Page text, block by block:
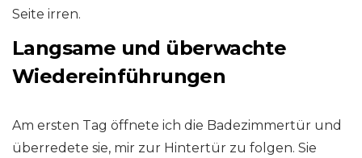
Seite irren.
Langsame und überwachte
Wiedereinführungen
Am ersten Tag öffnete ich die Badezimmertür und
überredete sie, mir zur Hintertür zu folgen. Sie